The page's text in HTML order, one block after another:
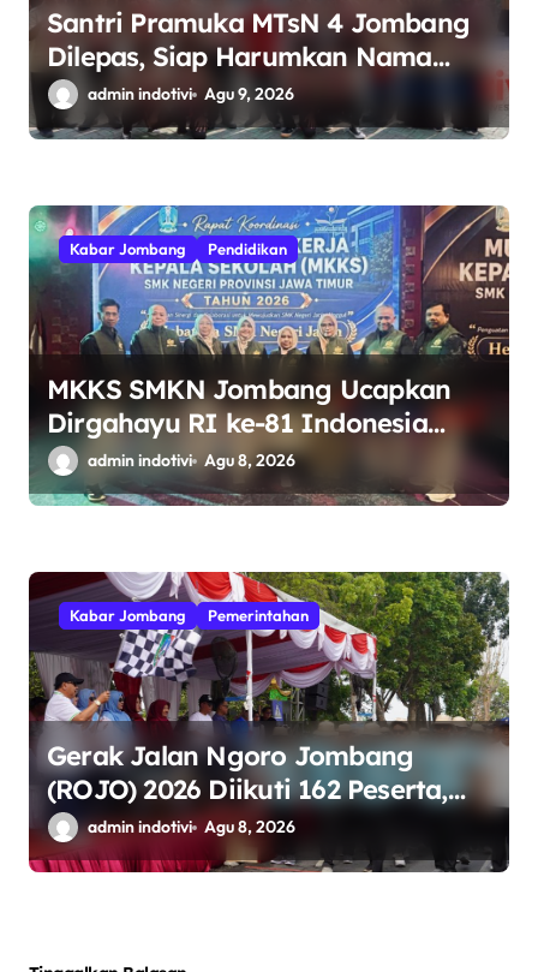
Santri Pramuka MTsN 4 Jombang
Dilepas, Siap Harumkan Nama
Madrasah di Jambore Nasional
Cibubur
admin indotivi Agu 9, 2026
Kabar Jombang Pendidikan
MKKS SMKN Jombang Ucapkan
Dirgahayu RI ke-81 Indonesia
Berdaulat, Adil, dan Makmur
admin indotivi Agu 8, 2026
Kabar Jombang Pemerintahan
Gerak Jalan Ngoro Jombang
(ROJO) 2026 Diikuti 162 Peserta,
Bupati Jombang Tekankan Disiplin
dan Kekompakan
admin indotivi Agu 8, 2026